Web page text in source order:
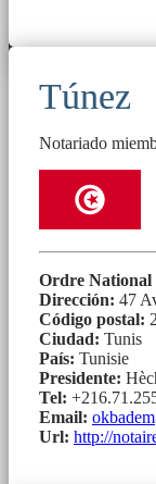
Túnez
Notariado
Ordre National
Dirección: 47
Código postal:
Ciudad: Tunis
País: Tunisie
Presidente:
Tel:
Email:
Url: http://